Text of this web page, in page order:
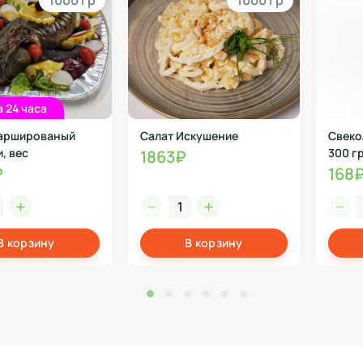
24 часа
вес
корзину
Салат Искушение
1863₽
В корзину
300 гр